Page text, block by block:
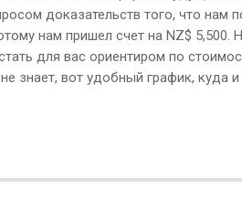
доказательств того, что нам
нам пришел счет на NZ$ 5,500.
для вас ориентиром по
знает, вот удобный график, куда